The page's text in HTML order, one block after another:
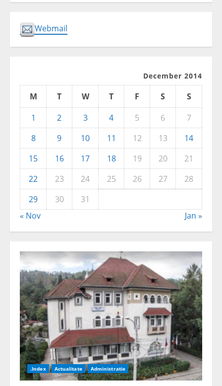
Webmail
December 2014
M T W T F S
S
1
2 3 4 5 6
7
8
9 10 11 12 13
14
15
16 17 18 19 20
21
22
23 24 25 26 27
28
29
30
31
« Nov
Jan »
.Index Actualitate Administratie